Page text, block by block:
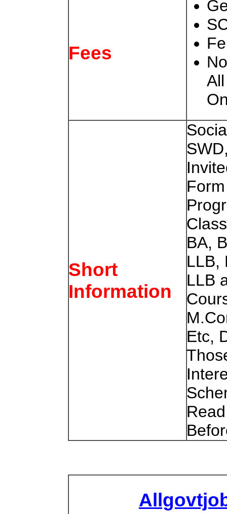
Fees
Short
Information
BA,
LLB,
LLB
Etc,